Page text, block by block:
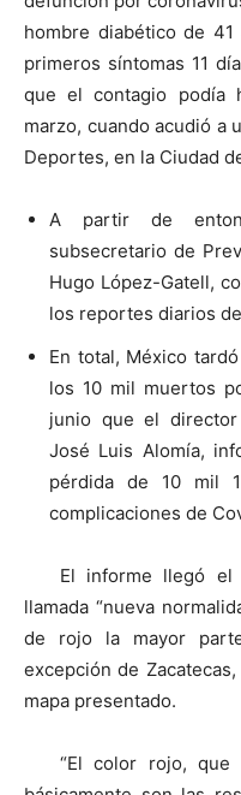
hombre diabético de
primeros síntomas 11
que el contagio podía
marzo, cuando acudió a
Deportes, en la Ciudad
A partir de
subsecretario de
Hugo López-Gatell,
los reportes diarios
En total, México
los 10 mil muertos
junio que el director
José Luis Alomía,
pérdida de 10 mil
complicaciones de
El informe llegó
llamada “nueva
de rojo la mayor
excepción de
mapa presentado.
“El color rojo, que